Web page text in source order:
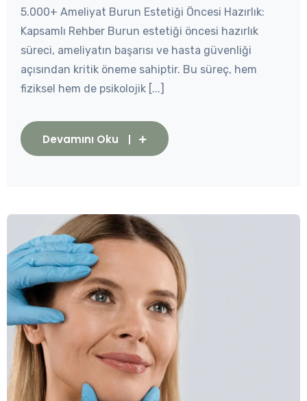
5.000+ Ameliyat Burun Estetiği Öncesi Hazırlık:
Kapsamlı Rehber Burun estetiği öncesi hazırlık
süreci, ameliyatın başarısı ve hasta güvenliği
açısından kritik öneme sahiptir. Bu süreç, hem
fiziksel hem de psikolojik [...]
Devamını Oku